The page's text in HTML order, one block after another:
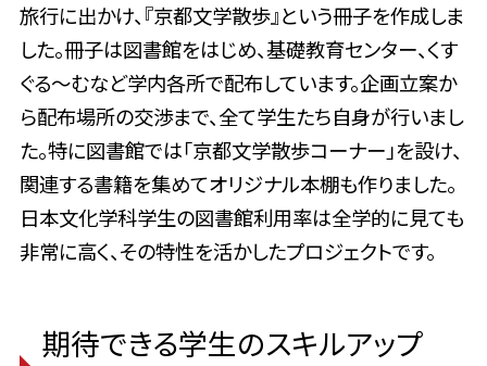
旅行に出かけ、『京都文学散歩』という冊子を作成しま
した。冊子は図書館をはじめ、基礎教育センター、くす
ぐる～むなど学内各所で配布しています。企画立案か
ら配布場所の交渉まで、全て学生たち自身が行いまし
た。特に図書館では「京都文学散歩コーナー」を設け、
関連する書籍を集めてオリジナル本棚も作りました。
日本文化学科学生の図書館利用率は全学的に見ても
非常に高く、その特性を活かしたプロジェクトです。
期待できる学生のスキルアップ